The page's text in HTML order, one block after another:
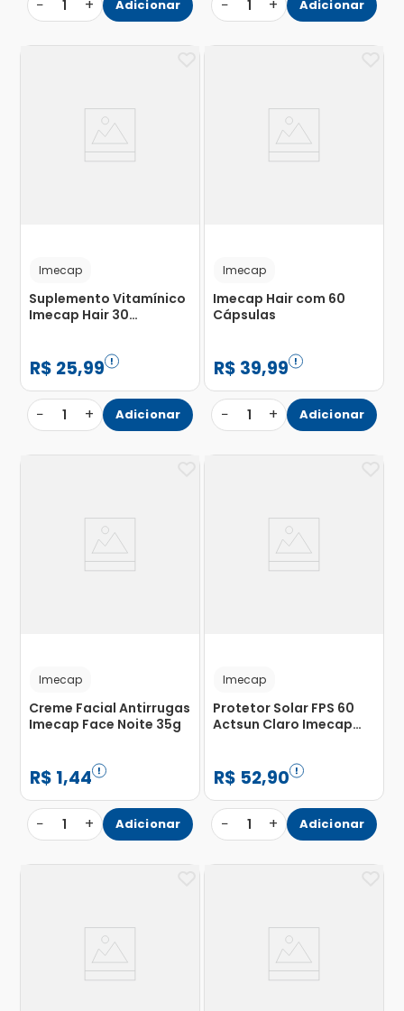
− 1 + Adicionar − 1 + Adicionar
Imecap
Suplemento Vitamínico
Imecap Hair 30
R$ 25,99
− 1 + Adicionar
Imecap
Imecap Hair com 60
Cápsulas
R$ 39,99
− 1 + Adicionar
Imecap
Creme Facial Antirrugas
Imecap Face Noite 35g
R$ 1,44
− 1 + Adicionar
Imecap
Protetor Solar FPS 60
Actsun Claro Imecap
R$ 52,90
− 1 + Adicionar